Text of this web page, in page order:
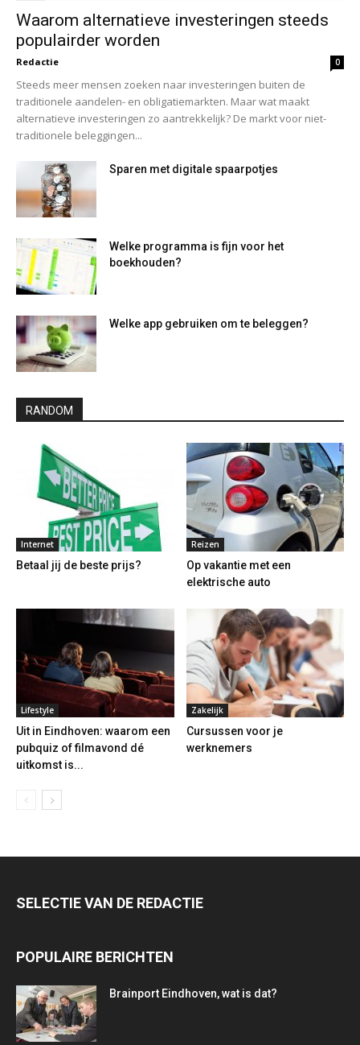
Waarom alternatieve investeringen steeds
populairder worden
Redactie 0
Steeds meer mensen zoeken naar investeringen buiten de
traditionele aandelen- en obligatiemarkten. Maar wat maakt
alternatieve investeringen zo aantrekkelijk? De markt voor niet-
traditionele beleggingen...
Sparen met digitale spaarpotjes
Welke programma is fijn voor het
boekhouden?
Welke app gebruiken om te beleggen?
RANDOM
Internet
Betaal jij de beste prijs?
Reizen
Op vakantie met een
elektrische auto
Lifestyle
Uit in Eindhoven: waarom een
pubquiz of filmavond dé
uitkomst is...
Zakelijk
Cursussen voor je
werknemers
SELECTIE VAN DE REDACTIE
POPULAIRE BERICHTEN
Brainport Eindhoven, wat is dat?